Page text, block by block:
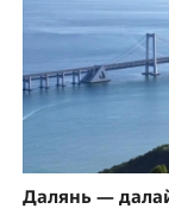
Далянь —